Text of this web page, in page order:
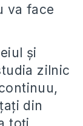
va face
și
zilnic
din